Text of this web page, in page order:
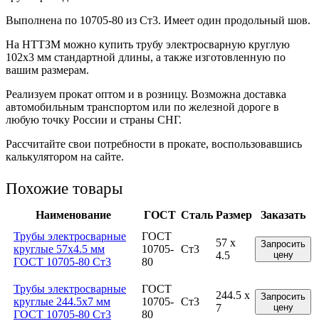
Выполнена по 10705-80 из Ст3. Имеет один продольный шов.
На НТТЗМ можно купить трубу электросварную круглую
102х3 мм стандартной длины, а также изготовленную по
вашим размерам.
Реализуем прокат оптом и в розницу. Возможна доставка
автомобильным транспортом или по железной дороге в
любую точку России и страны СНГ.
Рассчитайте свои потребности в прокате, воспользовавшись
калькулятором на сайте.
Похожие товары
Наименование ГОСТ Сталь Размер
Заказать
Трубы электросварные
круглые 57x4.5 мм
ГОСТ 10705-80 Ст3
ГОСТ
10705-
80
Ст3
57 x
4.5
Запросить
цену
Трубы электросварные
круглые 244.5x7 мм
ГОСТ 10705-80 Ст3
ГОСТ
10705-
80
Ст3
244.5 x
7
Запросить
цену